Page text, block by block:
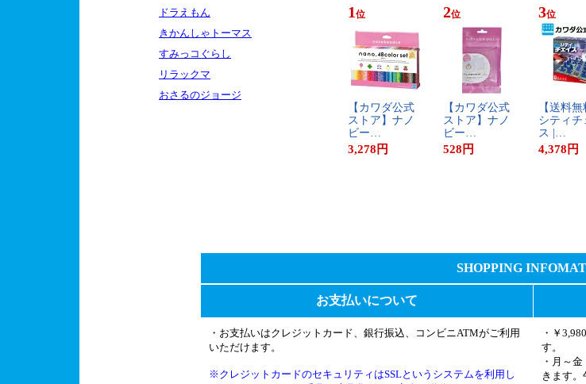
ドラえもん
きかんしゃトーマス
すみっコぐらし
リラックマ
おさるのジョージ
1 位
【​カ​ワ​ダ​公​式​
ス​ト​ア​】​ナ​ノ​
ビ​ー​…
3,278 円
2位
【​カ​ワ​ダ​公​式​
ス​ト​ア​】​ナ​ノ​
ビ​ー​…
528 円
3位
【​送​料​無​
シ​テ​ィ​チ​
ス​ ​|​…
4,378 円
SHOPPING
お支払いについて
・お支払いはクレジットカード、銀行振込、コンビニATMがご利用
いただけます。
※クレジットカードのセキュリティはSSLというシステムを利用し
・￥
す。
・月～
きます